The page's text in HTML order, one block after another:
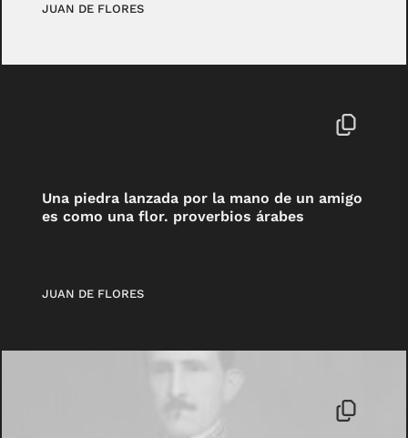
JUAN DE FLORES
Una piedra lanzada por la mano de un amigo
es como una flor. proverbios árabes
JUAN DE FLORES